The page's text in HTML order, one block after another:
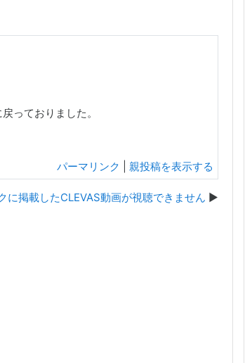
っておりました。
パーマリンク
親投稿を表示する
に掲載したCLEVAS動画が視聴できません